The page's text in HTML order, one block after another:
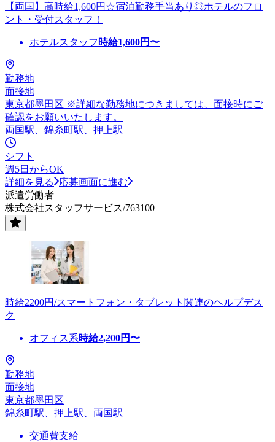
【両国】高時給1,600円☆宿泊勤務手当あり◎ホテルのフロ
ント・受付スタッフ！
ホテルスタッフ 時給1,600円〜
勤務地
面接地
東京都墨田区 ※詳細な勤務地につきましては、面接時にご
確認をお願いいたします。
両国駅、錦糸町駅、押上駅
シフト
週5日からOK
詳細を見る
応募画面に進む
派遣労働者
株式会社スタッフサービス/763100
時給2200円/スマートフォン・タブレット関連のヘルプデス
ク
オフィス系時給2,200円〜
勤務地
面接地
東京都墨田区
錦糸町駅、押上駅、両国駅
交通費支給